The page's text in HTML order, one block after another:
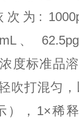
次为:
、
度标准品
吹打混匀
），1×稀